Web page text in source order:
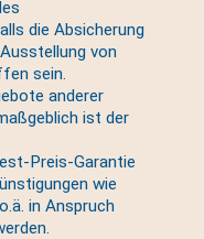
die Absicherung
von
sein.
anderer
ist der
Preis-Garantie
wie
in Anspruch